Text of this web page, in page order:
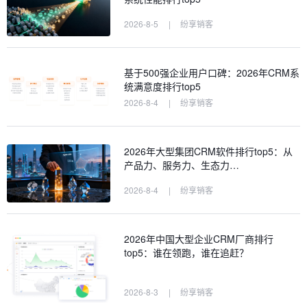
2026-8-5 | 纷享销客
基于500强企业用户口碑：2026年CRM系
统满意度排行top5
2026-8-4 | 纷享销客
2026年大型集团CRM软件排行top5：从
产品力、服务力、生态力…
2026-8-4 | 纷享销客
2026年中国大型企业CRM厂商排行
top5：谁在领跑，谁在追赶？
2026-8-3 | 纷享销客